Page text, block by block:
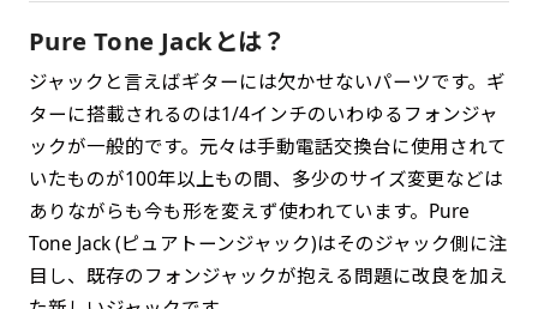
Pure Tone Jackとは？
ジャックと言えばギターには欠かせないパーツです。ギ
ターに搭載されるのは1/4インチのいわゆるフォンジャ
ックが一般的です。元々は手動電話交換台に使用されて
いたものが100年以上もの間、多少のサイズ変更などは
ありながらも今も形を変えず使われています。Pure
Tone Jack (ピュアトーンジャック)はそのジャック側に注
目し、既存のフォンジャックが抱える問題に改良を加え